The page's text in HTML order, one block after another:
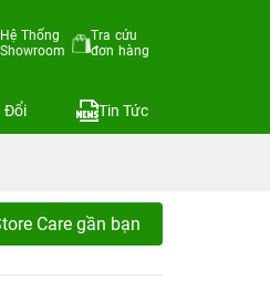
Hệ Thống
Showroom
Tra cứu
đơn hàng
Đổi Tin Tức
Care gần bạn